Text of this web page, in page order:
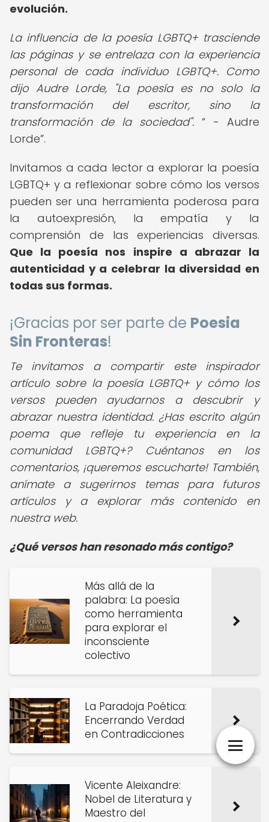
evolución.
La influencia de la poesía LGBTQ+ trasciende
las páginas y se entrelaza con la experiencia
personal de cada individuo LGBTQ+. Como
dijo Audre Lorde, "La poesía es no solo la
transformación del escritor, sino la
transformación de la sociedad".
- Audre
Lorde .
Invitamos a cada lector a explorar la poesía
LGBTQ+ y a reflexionar sobre cómo los versos
pueden ser una herramienta poderosa para
la autoexpresión, la empatía y la
comprensión de las experiencias diversas.
Que la poesía nos inspire a abrazar la
autenticidad y a celebrar la diversidad en
todas sus formas.
¡Gracias por ser parte de Poesia
Sin Fronteras!
Te invitamos a compartir este inspirador
artículo sobre la poesía LGBTQ+ y cómo los
versos pueden ayudarnos a descubrir y
abrazar nuestra identidad. ¿Has escrito algún
poema que refleje tu experiencia en la
comunidad LGBTQ+? Cuéntanos en los
comentarios, ¡queremos escucharte! También,
anímate a sugerirnos temas para futuros
artículos y a explorar más contenido en
nuestra web.
¿Qué versos han resonado más contigo?
Más allá de la
palabra: La poesía
como herramienta
para explorar el
inconsciente
colectivo
La Paradoja Poética:
Encerrando Verdad
en Contradicciones
Vicente Aleixandre:
Nobel de Literatura y
Maestro del